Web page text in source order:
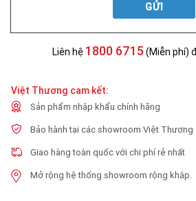
GỬI
Liên hệ 1800 6715 (Miễn phí)
Việt Thương cam kết:
Sản phẩm nhập khẩu chính hãng
Bảo hành tại các showroom Việt Thương
Giao hàng toàn quốc với chi phí rẻ nhất
Mở rộng hệ thống showroom rộng khắp.